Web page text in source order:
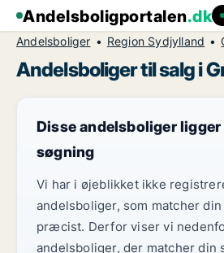
Andelsboligportalen.dk
Andelsboliger Region Sydjylland
Andelsboliger til salg i
Disse andelsboliger
søgning
Vi har i øjeblikket ikke
andelsboliger, som matcher
præcist. Derfor viser vi
andelsboliger, der matcher din